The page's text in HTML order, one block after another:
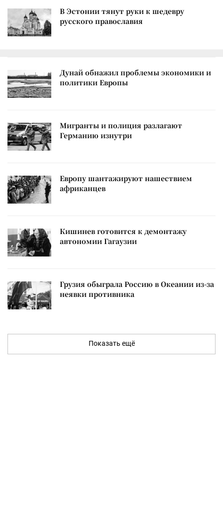
В Эстонии тянут руки к шедевру
русского православия
Дунай обнажил проблемы экономики и
политики Европы
Мигранты и полиция разлагают
Германию изнутри
Европу шантажируют нашествием
африканцев
Кишинев готовится к демонтажу
автономии Гагаузии
Грузия обыграла Россию в Океании из-за
неявки противника
Показать ещё